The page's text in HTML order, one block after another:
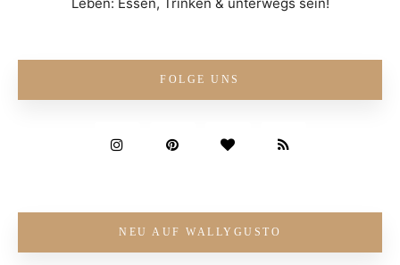
FOLGE UNS
NEU AUF WALLYGUSTO